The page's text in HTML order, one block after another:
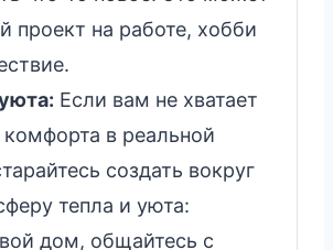
проект на работе, хобби
Если вам не хватает
в реальной
создать вокруг
тепла и уюта:
дом, общайтесь с